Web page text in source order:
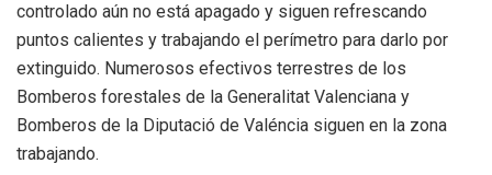
controlado aún no está apagado y siguen refrescando
puntos calientes y trabajando el perímetro para darlo por
extinguido. Numerosos efectivos terrestres de los
Bomberos forestales de la Generalitat Valenciana y
Bomberos de la Diputació de Valéncia siguen en la zona
trabajando.